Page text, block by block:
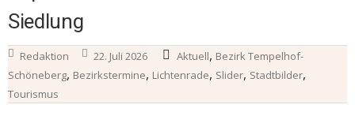
Siedlung
Redaktion 22. Juli 2026 Aktuell, Bezirk Tempelhof-
Schöneberg, Bezirkstermine, Lichtenrade, Slider, Stadtbilder,
Tourismus